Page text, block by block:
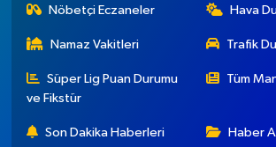
Nöbetçi Eczaneler Hava
Namaz Vakitleri Trafik
Süper Lig Puan Durumu
ve Fikstür
Tüm
Son Dakika Haberleri Haber